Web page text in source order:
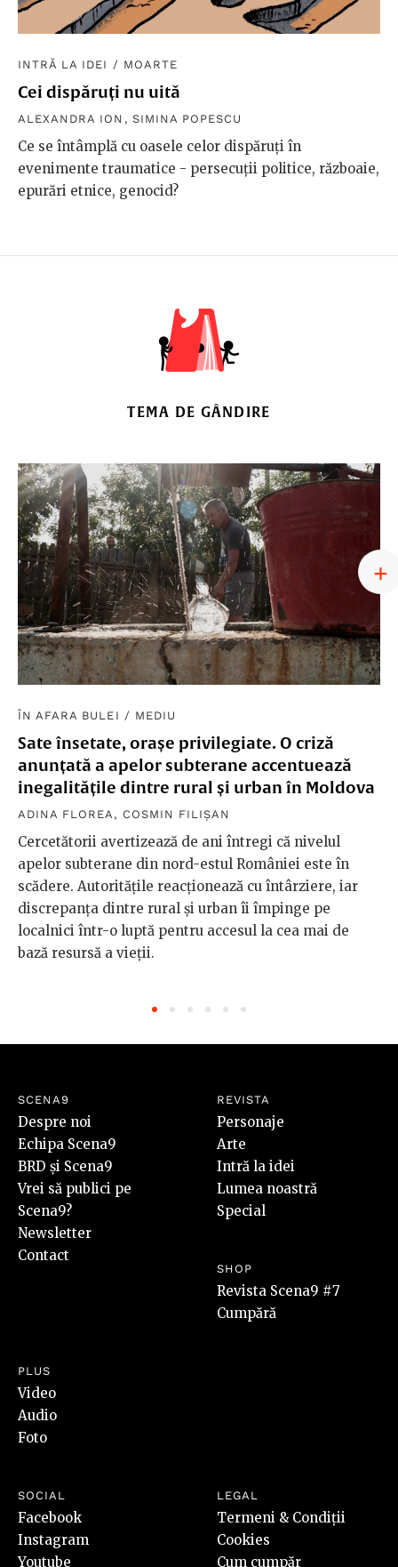
INTRĂ LA IDEI / MOARTE
Cei dispăruți nu uită
ALEXANDRA ION , SIMINA POPESCU
Ce se întâmplă cu oasele celor dispăruți în
evenimente traumatice - persecuții politice, războaie,
epurări etnice, genocid?
TEMA DE GÂNDIRE
ÎN AFARA BULEI / MEDIU
Sate însetate, orașe privilegiate. O criză
anunțată a apelor subterane accentuează
inegalitățile dintre rural și urban în Moldova
ADINA FLOREA , COSMIN FILIȘAN
Cercetătorii avertizează de ani întregi că nivelul
apelor subterane din nord-estul României este în
scădere. Autoritățile reacționează cu întârziere, iar
discrepanța dintre rural și urban îi împinge pe
localnici într-o luptă pentru accesul la cea mai de
bază resursă a vieții.
SCENA9
Despre noi
Echipa Scena9
BRD și Scena9
Vrei să publici pe
Scena9?
Newsletter
Contact
REVISTA
Personaje
Arte
Intră la idei
Lumea noastră
Special
SHOP
Revista Scena9 #7
Cumpără
PLUS
Video
Audio
Foto
SOCIAL
Facebook
Instagram
Youtube
LEGAL
Termeni & Condiții
Cookies
Cum cumpăr